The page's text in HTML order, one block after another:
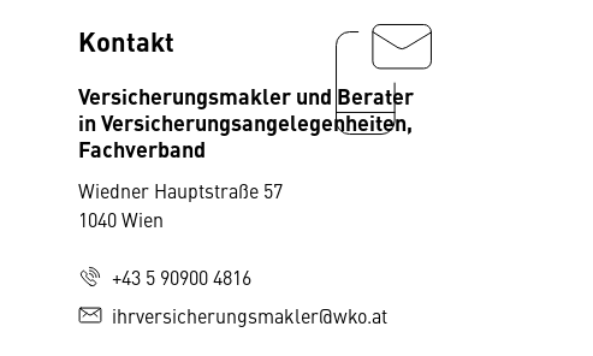
Kontakt
Versicherungsmakler und Berater
in Versicherungsangelegenheiten,
Fachverband
Wiedner Hauptstraße 57
1040 Wien
+43 5 90900 4816
ihrversicherungsmakler@wko.at